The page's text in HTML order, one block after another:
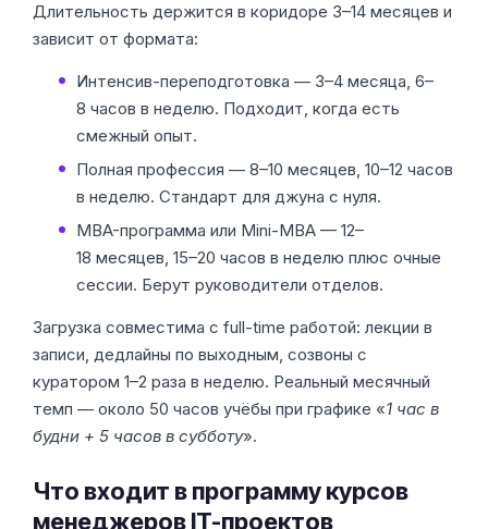
Длительность держится в коридоре 3–14 месяцев и
зависит от формата:
Интенсив-переподготовка — 3–4 месяца, 6–
8 часов в неделю. Подходит, когда есть
смежный опыт.
Полная профессия — 8–10 месяцев, 10–12 часов
в неделю. Стандарт для джуна с нуля.
MBA-программа или Mini-MBA — 12–
18 месяцев, 15–20 часов в неделю плюс очные
сессии. Берут руководители отделов.
Загрузка совместима с full-time работой: лекции в
записи, дедлайны по выходным, созвоны с
куратором 1–2 раза в неделю. Реальный месячный
темп — около 50 часов учёбы при графике «1 час в
будни + 5 часов в субботу».
Что входит в программу курсов
менеджеров IT-проектов